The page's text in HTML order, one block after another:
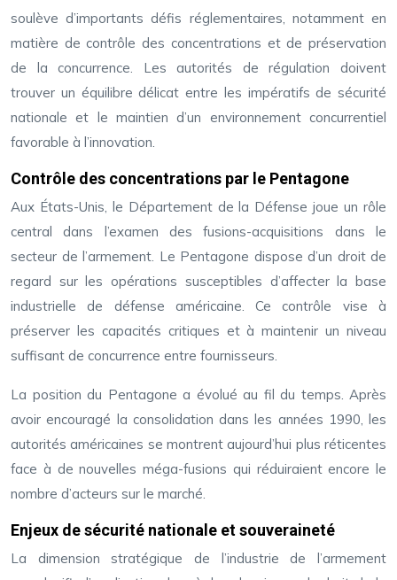
soulève d’importants défis réglementaires, notamment en
matière de contrôle des concentrations et de préservation
de la concurrence. Les autorités de régulation doivent
trouver un équilibre délicat entre les impératifs de sécurité
nationale et le maintien d’un environnement concurrentiel
favorable à l’innovation.
Contrôle des concentrations par le Pentagone
Aux États-Unis, le Département de la Défense joue un rôle
central dans l’examen des fusions-acquisitions dans le
secteur de l’armement. Le Pentagone dispose d’un droit de
regard sur les opérations susceptibles d’affecter la base
industrielle de défense américaine. Ce contrôle vise à
préserver les capacités critiques et à maintenir un niveau
suffisant de concurrence entre fournisseurs.
La position du Pentagone a évolué au fil du temps. Après
avoir encouragé la consolidation dans les années 1990, les
autorités américaines se montrent aujourd’hui plus réticentes
face à de nouvelles méga-fusions qui réduiraient encore le
nombre d’acteurs sur le marché.
Enjeux de sécurité nationale et souveraineté
La dimension stratégique de l’industrie de l’armement